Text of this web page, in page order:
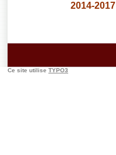
2014-2017
Ce site utilise TYPO3